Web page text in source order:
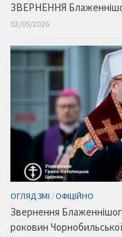
ЗВЕРНЕННЯ
02/05/2026
ОГЛЯД ЗМІ / ОФІЦІЙНО
Звернення
роковин